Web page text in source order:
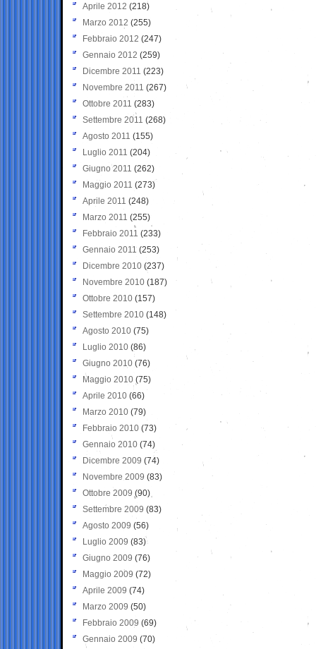
Aprile 2012 (218)
Marzo 2012 (255)
Febbraio 2012 (247)
Gennaio 2012 (259)
Dicembre 2011 (223)
Novembre 2011 (267)
Ottobre 2011 (283)
Settembre 2011 (268)
Agosto 2011 (155)
Luglio 2011 (204)
Giugno 2011 (262)
Maggio 2011 (273)
Aprile 2011 (248)
Marzo 2011 (255)
Febbraio 2011 (233)
Gennaio 2011 (253)
Dicembre 2010 (237)
Novembre 2010 (187)
Ottobre 2010 (157)
Settembre 2010 (148)
Agosto 2010 (75)
Luglio 2010 (86)
Giugno 2010 (76)
Maggio 2010 (75)
Aprile 2010 (66)
Marzo 2010 (79)
Febbraio 2010 (73)
Gennaio 2010 (74)
Dicembre 2009 (74)
Novembre 2009 (83)
Ottobre 2009 (90)
Settembre 2009 (83)
Agosto 2009 (56)
Luglio 2009 (83)
Giugno 2009 (76)
Maggio 2009 (72)
Aprile 2009 (74)
Marzo 2009 (50)
Febbraio 2009 (69)
Gennaio 2009 (70)